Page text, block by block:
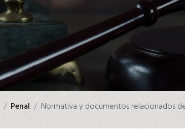
Penal Normativa y documentos relacionados